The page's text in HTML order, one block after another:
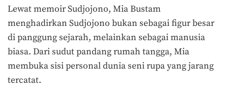
Lewat memoir Sudjojono, Mia Bustam
menghadirkan Sudjojono bukan sebagai figur besar
di panggung sejarah, melainkan sebagai manusia
biasa. Dari sudut pandang rumah tangga, Mia
membuka sisi personal dunia seni rupa yang jarang
tercatat.